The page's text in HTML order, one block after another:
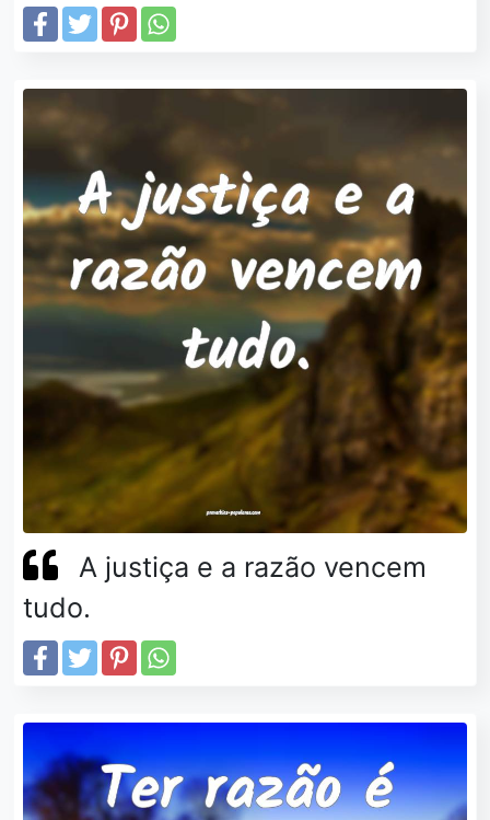
A justiça e a razão vencem
tudo.